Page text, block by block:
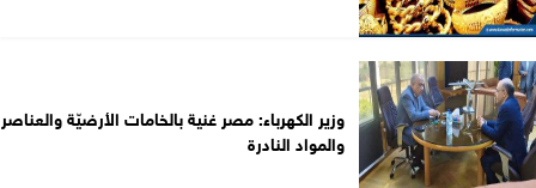
وزير الكهرباء: مصر غنية بالخامات الأرضيّة والعناصر
والمواد النادرة